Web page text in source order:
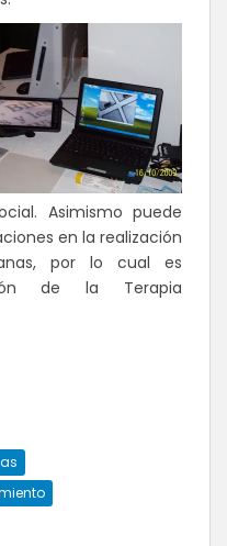
Asimismo puede
en la realización
por lo cual es
de la Terapia